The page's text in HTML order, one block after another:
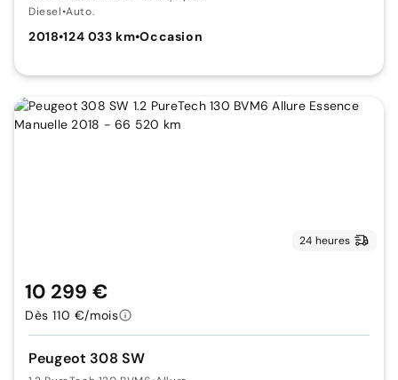
Diesel•Auto.
2018•124 033 km•Occasion
24 heures
Peugeot 308 SW
10 299 €
Dès 110 €/mois